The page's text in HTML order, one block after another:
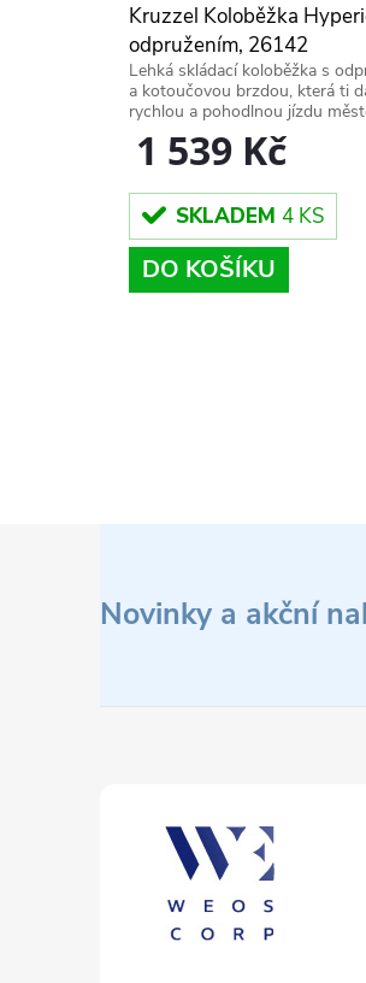
Kruzzel Koloběžka
odpružením, 26142
1 539 Kč
SKLADEM 4 KS
DO KOŠÍKU
Lehká skládací koloběžka s
a kotoučovou brzdou, která ti
rychlou a pohodlnou jízdu
kompromisů.
d
c
Novinky a akční